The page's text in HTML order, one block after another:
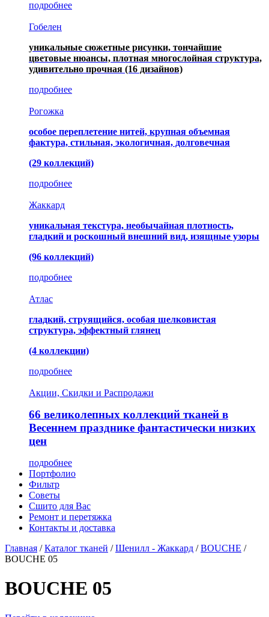
подробнее
Гобелен
уникальные сюжетные рисунки, тончайшие
цветовые нюансы, плотная многослойная структура,
удивительно прочная (16 дизайнов)
подробнее
Рогожка
особое переплетение нитей, крупная объемная
фактура, стильная, экологичная, долговечная
(29 коллекций)
подробнее
Жаккард
уникальная текстура, необычайная плотность,
гладкий и роскошный внешний вид, изящные узоры
(96 коллекций)
подробнее
Атлас
гладкий, струящийся, особая шелковистая
структура, эффектный глянец
(4 коллекции)
подробнее
Акции, Скидки и Распродажи
66 великолепных коллекций тканей в
Весеннем празднике фантастически низких
цен
подробнее
Портфолио
Фильтр
Советы
Сшито для Вас
Ремонт и перетяжка
Контакты и доставка
Главная / Каталог тканей / Шенилл - Жаккард / BOUCHE /
BOUCHE 05
BOUCHE 05